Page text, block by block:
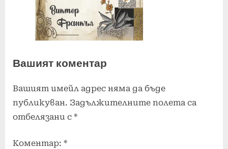
Вашият коментар
Вашият имейл адрес няма да бъде
публикуван. Задължителните полета са
отбелязани с *
Коментар: *